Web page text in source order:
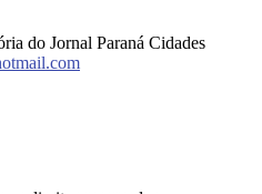
do Jornal Paraná Cidades